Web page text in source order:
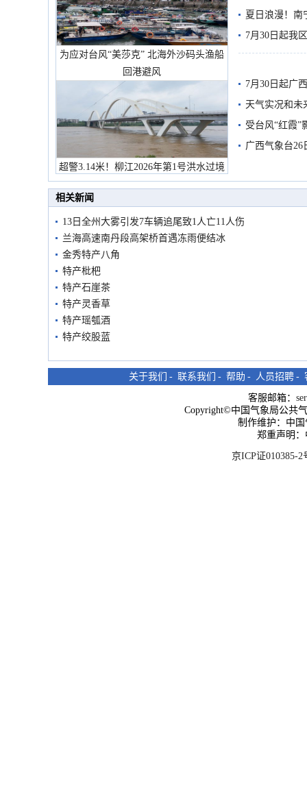
为应对台风“美莎克” 北海外沙码头渔船
回港避风
超警3.14米！柳江2026年第1号洪水过境
市民在堤岸见证汛况
雨
夏日浪漫！南
7月30日起我
7月30日起广
天气实况和未
受台风“红霞”
有较强降雨
广西气象台26
相关新闻
13日全州大雾引发7车辆追尾致1人亡11人伤
兰海高速南丹段高架桥首遇冻雨便结冰
金秀特产八角
特产枇杷
特产石崖茶
特产灵香草
特产瑶瓠酒
特产绞股蓝
关于我们 - 联系我们 - 帮助 - 人员招聘 -
客服邮箱：
Copyright©中国气象局公共
制作维护：中
郑重声明
京ICP证010385-2